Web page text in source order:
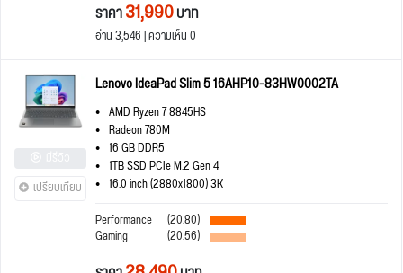
ราคา31,990บาท
อ่าน 3,546 | ความเห็น 0
เปรียบเทียบ
Lenovo IdeaPad Slim 5 16AHP10-83HW0002TA
AMD Ryzen 7 8845HS
Radeon 780M
16 GB DDR5
1TB SSD PCIe M.2 Gen 4
16.0 inch (2880x1800) 3K
Performance
(20.80)
Gaming (20.56)